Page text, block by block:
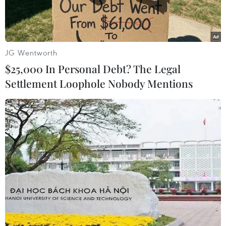
Khói bốc lên sau các cuộc giao tranh tại ngoại ô Tripoli ngày
12/4. (Nguồn: AFP/TTXVN)
Theo phóng viên TTXVN tại Bắc Phi, ngày 18/4,
Đặc phái viên Liên hợp quốc về vấn đề Libya
Ghassan Salame đã cảnh báo nguy cơ xảy ra
một cuộc xung đột lớn tại quốc gia Bắc Phi khi
một số quốc gia đã khuyến khích Tướng Haftar
JG Wentworth
$25,000 In Personal Debt? The Legal
Settlement Loophole Nobody Mentions